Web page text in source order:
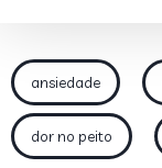
ansiedade
dor no peito